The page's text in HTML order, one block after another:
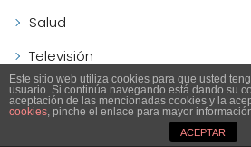
Salud
Televisión
Este sitio web utiliza cookies para que usted
usuario. Si continúa navegando está dando su
aceptación de las mencionadas cookies y la
cookies, pinche el enlace para mayor
ACEPTAR